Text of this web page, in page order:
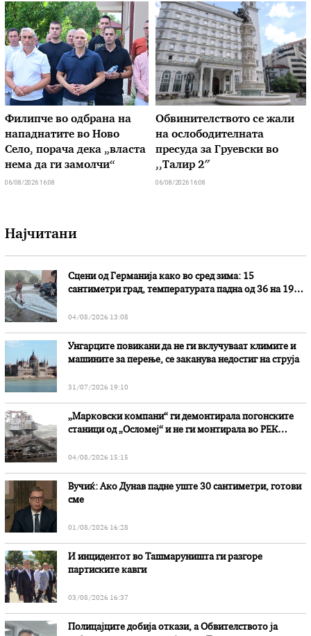
Филипче во одбрана на
нападнатите во Ново
Село, порача дека „власта
нема да ги замолчи“
06/08/2026 16:08
Обвинителството се жали
на ослободителната
пресуда за Груевски во
,,Талир 2″
06/08/2026 16:08
Најчитани
Сцени од Германија како во сред зима: 15
сантиметри град, температурата падна од 36 на 19
04/08/2026 13:08
Унгарците повикани да не ги вклучуваат климите и
машините за перење, се заканува недостиг на струја
31/07/2026 19:10
„Марковски компани“ ги демонтирала погонските
станици од „Осломеј“ и не ги монтирала во РЕК
04/08/2026 15:15
Вучиќ: Ако Дунав падне уште 30 сантиметри, готови
сме
01/08/2026 16:28
И инцидентот во Ташмаруништa ги разгоре
партиските кавги
03/08/2026 16:37
Полицајците добија откази, а Обвителството ја